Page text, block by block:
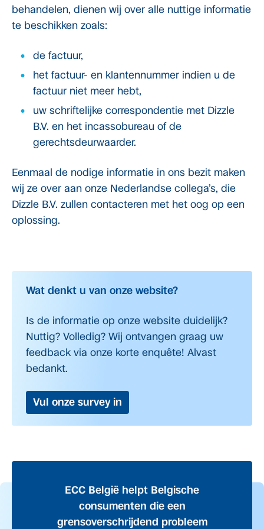
behandelen, dienen wij over alle nuttige informatie
te beschikken zoals:
de factuur,
het factuur- en klantennummer indien u de
factuur niet meer hebt,
uw schriftelijke correspondentie met Dizzle
B.V. en het incassobureau of de
gerechtsdeurwaarder.
Eenmaal de nodige informatie in ons bezit maken
wij ze over aan onze Nederlandse collega’s, die
Dizzle B.V. zullen contacteren met het oog op een
oplossing.
Wat denkt u van onze website?
Is de informatie op onze website duidelijk?
Nuttig? Volledig? Wij ontvangen graag uw
feedback via onze korte enquête! Alvast
bedankt.
Vul onze survey in
ECC België helpt Belgische
consumenten die een
grensoverschrijdend probleem